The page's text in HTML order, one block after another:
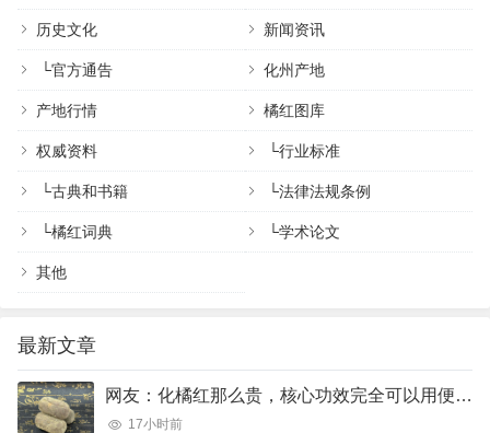
历史文化 新闻资讯
└官方通告 化州产地
产地行情 橘红图库
权威资料 └行业标准
└古典和书籍 └法律法规条例
└橘红词典 └学术论文
其他
最新文章
网友：化橘红那么贵，核心功效完全可以用便宜的橘红、陈皮完美代替吗？
17小时前